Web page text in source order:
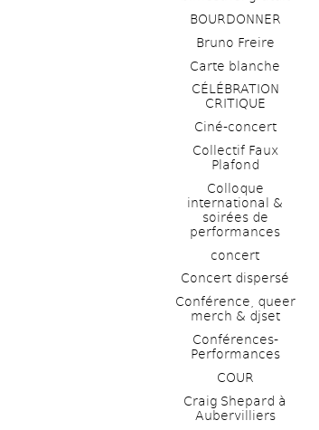
BOURDONNER
Bruno Freire
Carte blanche
CÉLÉBRATION
CRITIQUE
Ciné-concert
Collectif Faux
Plafond
Colloque
international &
soirées de
performances
concert
Concert dispersé
Conférence, queer
merch & djset
Conférences-
Performances
COUR
Craig Shepard à
Aubervilliers